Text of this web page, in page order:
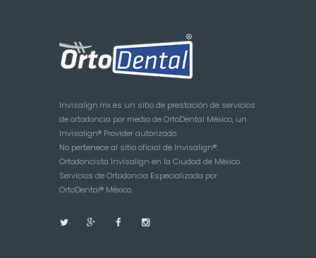
Invisalign.mx es un sitio de prestación de servicios
de ortodoncia por medio de OrtoDental México, un
Invisalign® Provider autorizado.
No pertenece al sitio oficial de Invisalign®.
Ortodoncista Invisalign en la Ciudad de México.
Servicios de Ortodoncia Especializada por
OrtoDental® México.